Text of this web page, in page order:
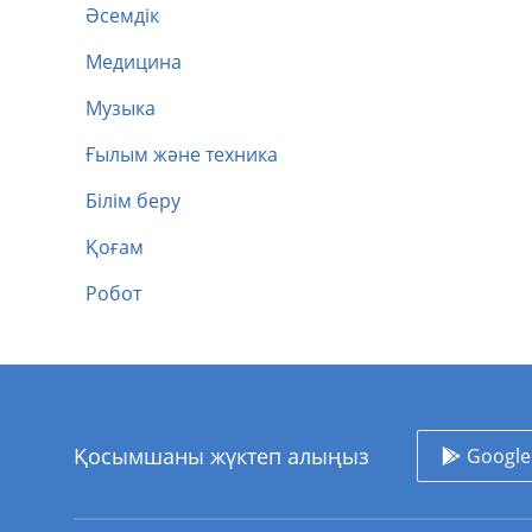
Әсемдік
Медицина
Музыка
Ғылым және техника
Білім беру
Қоғам
Робот
Қосымшаны жүктеп алыңыз